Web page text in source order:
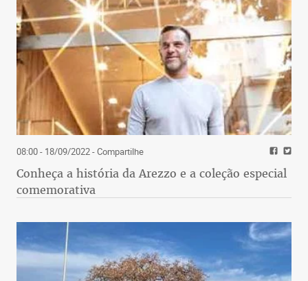
08:00 - 18/09/2022- Compartilhe
Conheça a história da Arezzo e a coleção especial
comemorativa